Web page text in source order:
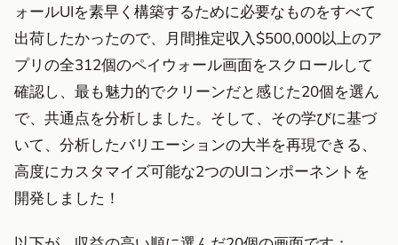
ォールUIを素早く構築するために必要なものをすべて
出荷したかったので、月間推定収入$500,000以上のア
プリの全312個のペイウォール画面をスクロールして
確認し、最も魅力的でクリーンだと感じた20個を選ん
で、共通点を分析しました。そして、その学びに基づ
いて、分析したバリエーションの大半を再現できる、
高度にカスタマイズ可能な2つのUIコンポーネントを
開発しました！